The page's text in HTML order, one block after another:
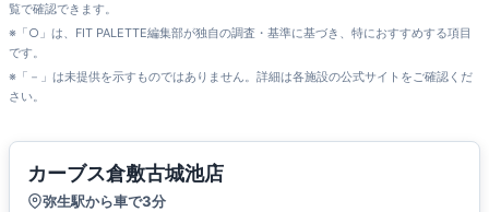
覧で確認できます。
※「○」は、FIT PALETTE編集部が独自の調査・基準に基づき、特におすすめする項目
です。
※「－」は未提供を示すものではありません。詳細は各施設の公式サイトをご確認くだ
さい。
カーブス倉敷古城池店
弥生駅から車で3分